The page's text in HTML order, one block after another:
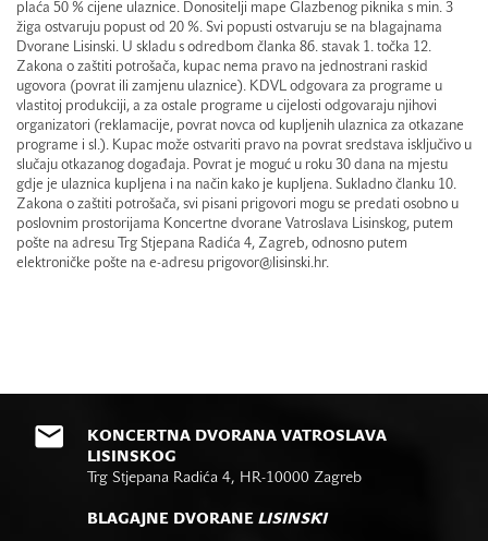
plaća 50 % cijene ulaznice. Donositelji mape Glazbenog piknika s min. 3
žiga ostvaruju popust od 20 %. Svi popusti ostvaruju se na blagajnama
Dvorane Lisinski. U skladu s odredbom članka 86. stavak 1. točka 12.
Zakona o zaštiti potrošača, kupac nema pravo na jednostrani raskid
ugovora (povrat ili zamjenu ulaznice). KDVL odgovara za programe u
vlastitoj produkciji, a za ostale programe u cijelosti odgovaraju njihovi
organizatori (reklamacije, povrat novca od kupljenih ulaznica za otkazane
programe i sl.). Kupac može ostvariti pravo na povrat sredstava isključivo u
slučaju otkazanog događaja. Povrat je moguć u roku 30 dana na mjestu
gdje je ulaznica kupljena i na način kako je kupljena. Sukladno članku 10.
Zakona o zaštiti potrošača, svi pisani prigovori mogu se predati osobno u
poslovnim prostorijama Koncertne dvorane Vatroslava Lisinskog, putem
pošte na adresu Trg Stjepana Radića 4, Zagreb, odnosno putem
elektroničke pošte na e-adresu prigovor@lisinski.hr.
KONCERTNA DVORANA VATROSLAVA
LISINSKOG
Trg Stjepana Radića 4, HR-10000 Zagreb
BLAGAJNE DVORANE LISINSKI